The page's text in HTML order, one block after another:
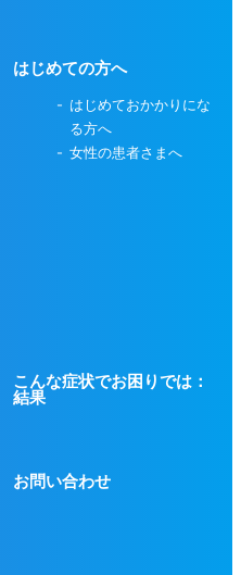
はじめての方へ
はじめておかかりにな
る方へ
女性の患者さまへ
こんな症状でお困りでは：
結果
お問い合わせ